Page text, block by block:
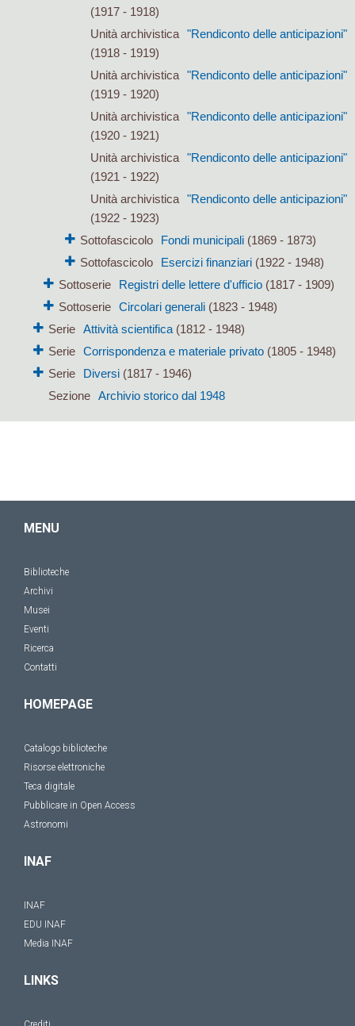
(1917 - 1918)
Unità archivistica
"Rendiconto delle anticipazioni"
(1918 - 1919)
Unità archivistica
"Rendiconto delle anticipazioni"
(1919 - 1920)
Unità archivistica
"Rendiconto delle anticipazioni"
(1920 - 1921)
Unità archivistica
"Rendiconto delle anticipazioni"
(1921 - 1922)
Unità archivistica
"Rendiconto delle anticipazioni"
(1922 - 1923)
Sottofascicolo
Fondi municipali(1869 - 1873)
Sottofascicolo
Esercizi finanziari(1922 - 1948)
Sottoserie
Registri delle lettere d'ufficio (1817 - 1909)
Sottoserie
Circolari generali (1823 - 1948)
Serie Attività scientifica(1812 - 1948)
Serie Corrispondenza e materiale privato(1805 - 1948)
Serie
Diversi(1817 - 1946)
Sezione Archivio storico dal 1948
MENU
Biblioteche
Archivi
Musei
Eventi
Ricerca
Contatti
HOMEPAGE
Catalogo biblioteche
Risorse elettroniche
Teca digitale
Pubblicare in Open Access
Astronomi
INAF
INAF
EDU INAF
Media INAF
LINKS